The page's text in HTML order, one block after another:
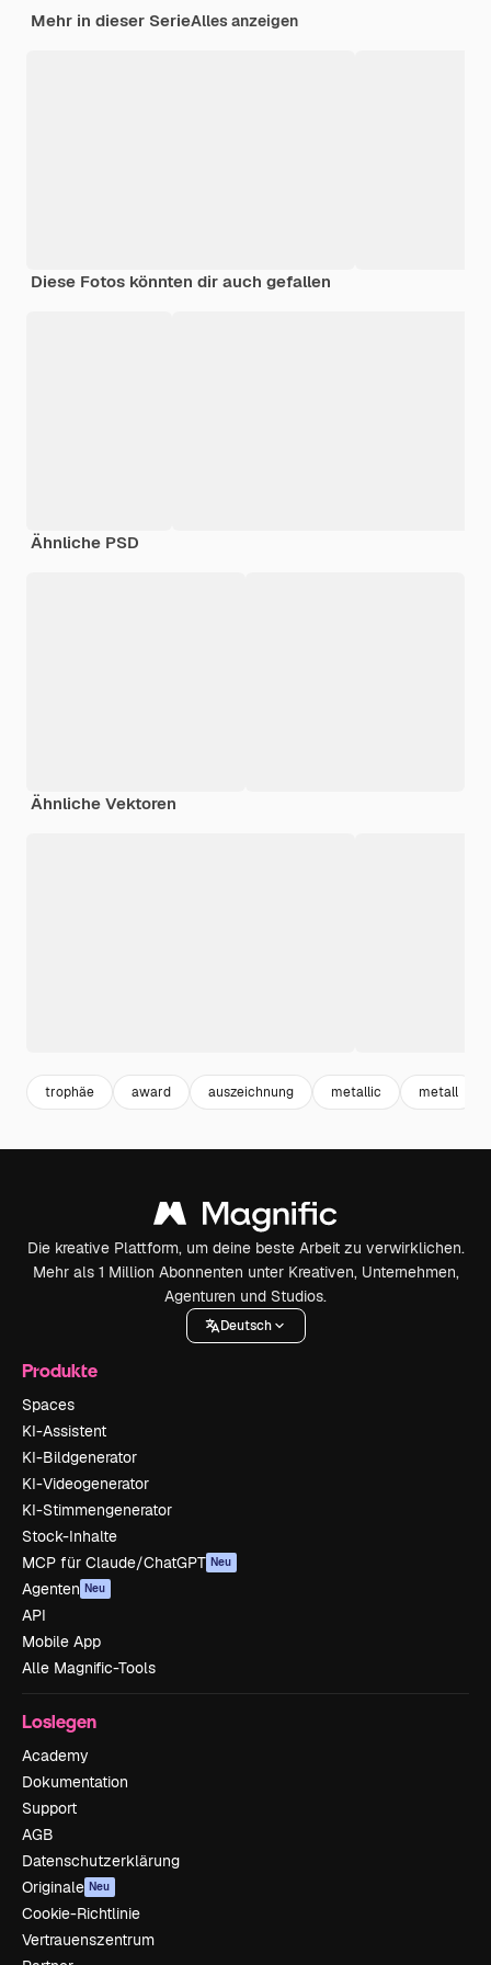
Mehr in dieser SerieAlles anzeigen
Diese Fotos könnten dir auch gefallen
Ähnliche PSD
Ähnliche Vektoren
trophäe award auszeichnung metallic metall
Die kreative Plattform, um deine beste Arbeit zu verwirklichen.
Mehr als 1 Million Abonnenten unter Kreativen, Unternehmen,
Agenturen und Studios.
Deutsch
Produkte
Spaces
KI-Assistent
KI-Bildgenerator
KI-Videogenerator
KI-Stimmengenerator
Stock-Inhalte
MCP für Claude/ChatGPT Neu
Agenten Neu
API
Mobile App
Alle Magnific-Tools
Loslegen
Academy
Dokumentation
Support
AGB
Datenschutzerklärung
Originale Neu
Cookie-Richtlinie
Vertrauenszentrum